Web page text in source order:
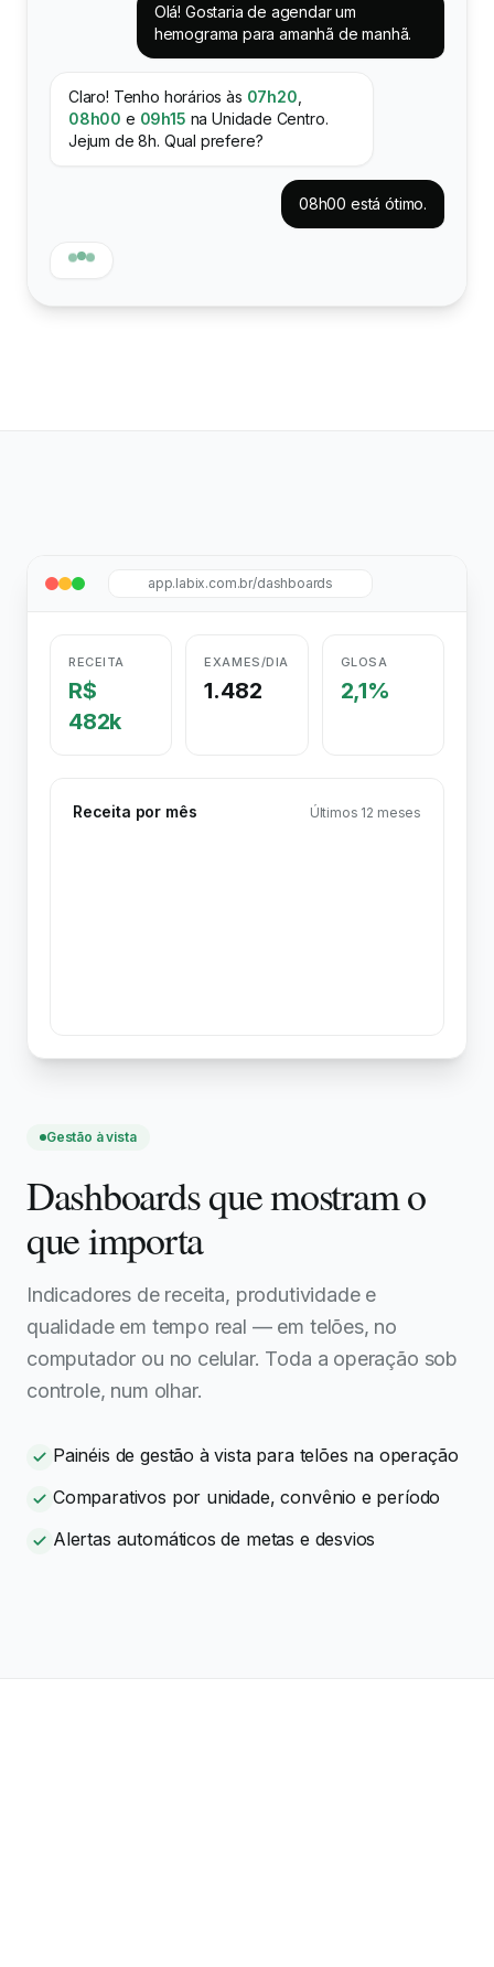
Olá! Gostaria de agendar um
hemograma para amanhã de manhã.
Claro! Tenho horários às 07h20
08h00 e 09h15 na Unidade Centro.
Jejum de 8h. Qual prefere?
08h00 está ótimo.
app.labix.com.br/dashboards
RECEITA
R$
482k
EXAMES/DIA
1.482
GLOSA
2,1%
Receita por mês Últimos 12 meses
Gestão à vista
Dashboards que mostram o
que importa
Indicadores de receita, produtividade e
qualidade em tempo real — em telões, no
computador ou no celular. Toda a operação sob
controle, num olhar.
Painéis de gestão à vista para telões na operação
Comparativos por unidade, convênio e período
Alertas automáticos de metas e desvios